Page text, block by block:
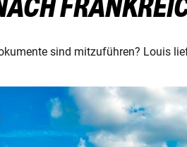
sind mitzuführen? Louis